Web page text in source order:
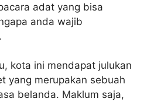
adat yang bisa
anda wajib
kota ini mendapat julukan
yang merupakan sebuah
belanda. Maklum saja,